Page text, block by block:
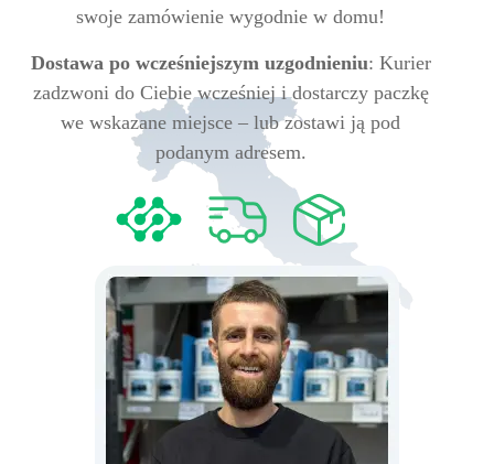
swoje zamówienie wygodnie w domu!
Dostawa po wcześniejszym uzgodnieniu: Kurier
zadzwoni do Ciebie wcześniej i dostarczy paczkę
we wskazane miejsce – lub zostawi ją pod
podanym adresem.